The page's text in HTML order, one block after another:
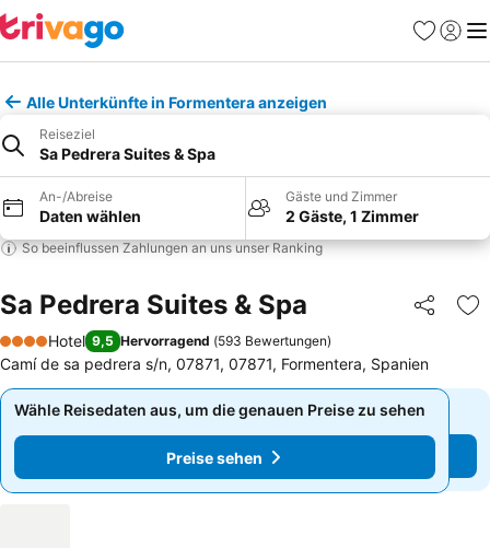
Favoriten
Alle Unterkünfte in Formentera anzeigen
Reiseziel
Sa Pedrera Suites & Spa
An-/Abreise
Daten wählen
Gäste und Zimmer
2 Gäste, 1 Zimmer
So beeinflussen Zahlungen an uns unser Ranking
Sa Pedrera Suites & Spa Teilen
4 Sterne
Hotel 9,5 Hervorragend (593 Bewertungen)
Camí de sa pedrera s/n, 07871, 07871, Formentera, Spanien
Wähle Reisedaten aus, um die genauen Preise zu sehen
Preise sehen
Wähle Reisedaten aus, um die genauen Preise zu sehen
Preise sehen